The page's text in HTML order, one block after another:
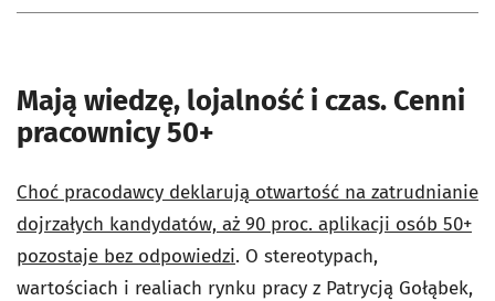
Mają wiedzę, lojalność i czas. Cenni
pracownicy 50+
Choć pracodawcy deklarują otwartość na zatrudnianie
dojrzałych kandydatów, aż 90 proc. aplikacji osób 50+
pozostaje bez odpowiedzi. O stereotypach,
wartościach i realiach rynku pracy z Patrycją Gołąbek,